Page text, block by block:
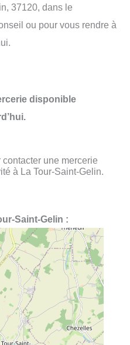
37120, dans le
ou pour vous rendre à
disponible
une mercerie
à La Tour-Saint-Gelin.
Saint-Gelin :